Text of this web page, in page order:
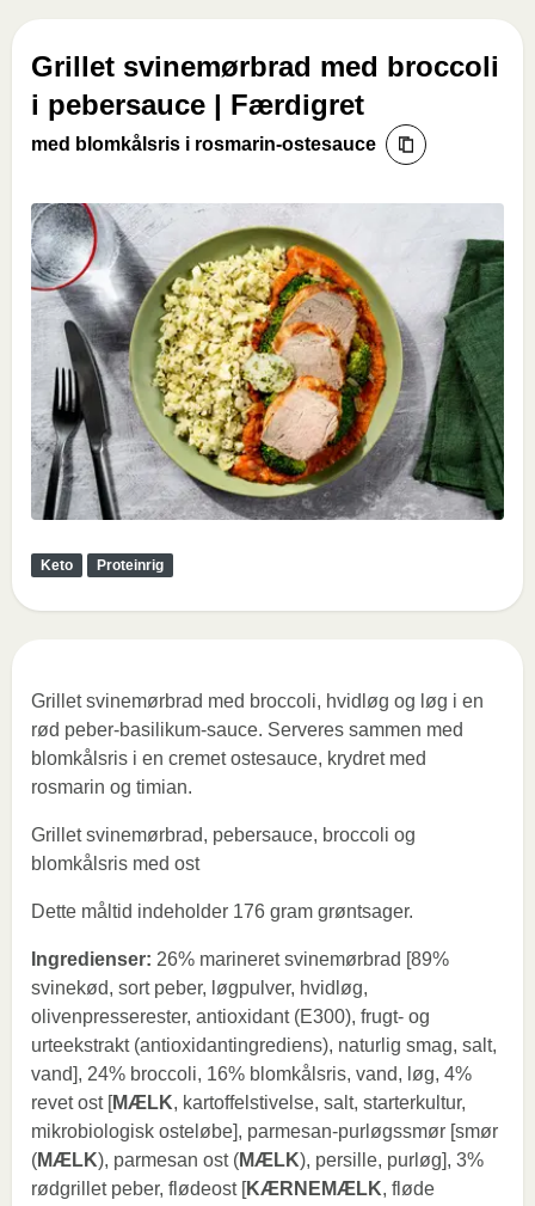
Grillet svinemørbrad med broccoli
i pebersauce | Færdigret
med blomkålsris i rosmarin-ostesauce
Keto Proteinrig
Grillet svinemørbrad med broccoli, hvidløg og løg i en
rød peber-basilikum-sauce. Serveres sammen med
blomkålsris i en cremet ostesauce, krydret med
rosmarin og timian.
Grillet svinemørbrad, pebersauce, broccoli og
blomkålsris med ost
Dette måltid indeholder 176 gram grøntsager.
Ingredienser: 26% marineret svinemørbrad [89%
svinekød, sort peber, løgpulver, hvidløg,
olivenpresserester, antioxidant (E300), frugt- og
urteekstrakt (antioxidantingrediens), naturlig smag, salt,
vand], 24% broccoli, 16% blomkålsris, vand, løg, 4%
revet ost [MÆLK, kartoffelstivelse, salt, starterkultur,
mikrobiologisk osteløbe], parmesan-purløgssmør [smør
(MÆLK), parmesan ost (MÆLK), persille, purløg], 3%
rødgrillet peber, flødeost [KÆRNEMÆLK, fløde